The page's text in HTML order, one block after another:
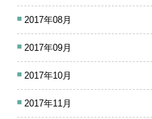
2017年08月
2017年09月
2017年10月
2017年11月